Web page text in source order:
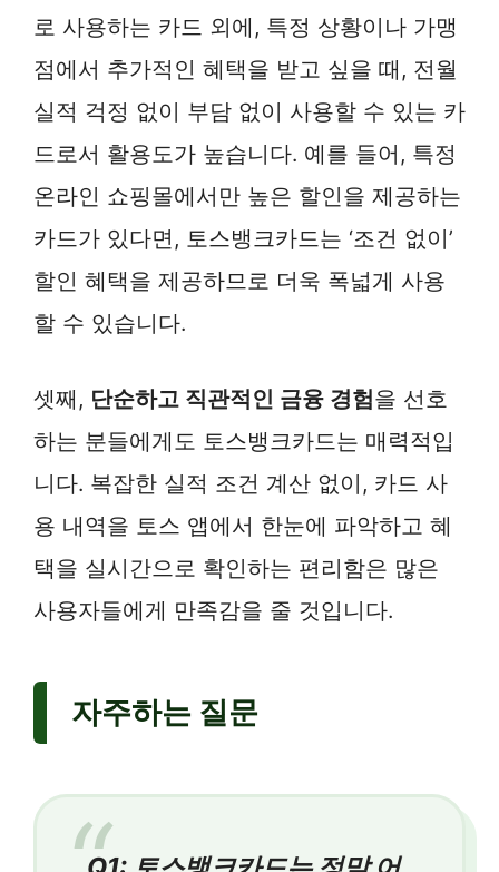
로 사용하는 카드 외에, 특정 상황이나 가맹
점에서 추가적인 혜택을 받고 싶을 때, 전월
실적 걱정 없이 부담 없이 사용할 수 있는 카
드로서 활용도가 높습니다. 예를 들어, 특정
온라인 쇼핑몰에서만 높은 할인을 제공하는
카드가 있다면, 토스뱅크카드는 ‘조건 없이’
할인 혜택을 제공하므로 더욱 폭넓게 사용
할 수 있습니다.
셋째, 단순하고 직관적인 금융 경험을 선호
하는 분들에게도 토스뱅크카드는 매력적입
니다. 복잡한 실적 조건 계산 없이, 카드 사
용 내역을 토스 앱에서 한눈에 파악하고 혜
택을 실시간으로 확인하는 편리함은 많은
사용자들에게 만족감을 줄 것입니다.
자주하는 질문